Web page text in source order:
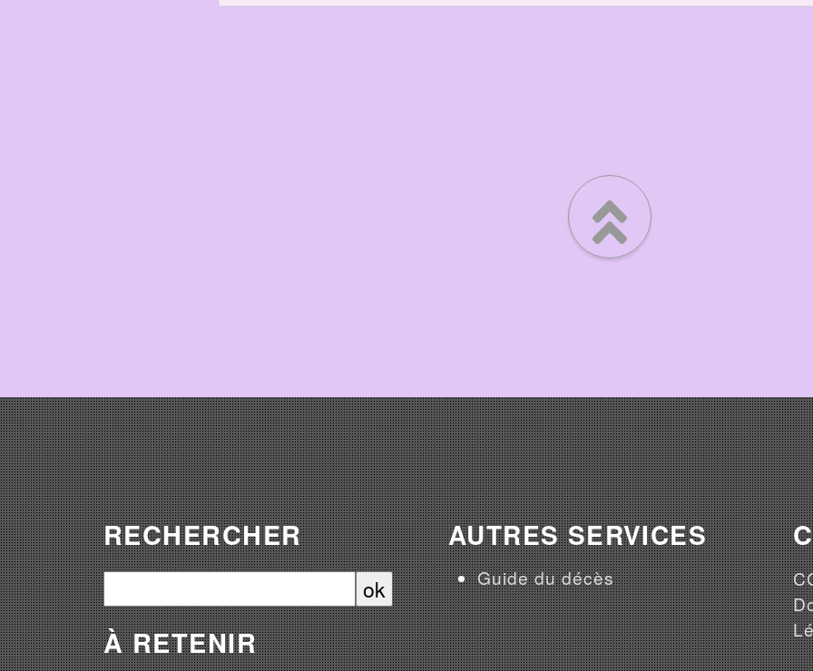
RECHERCHER
À RETENIR
AUTRES SERVICES
Guide du décès